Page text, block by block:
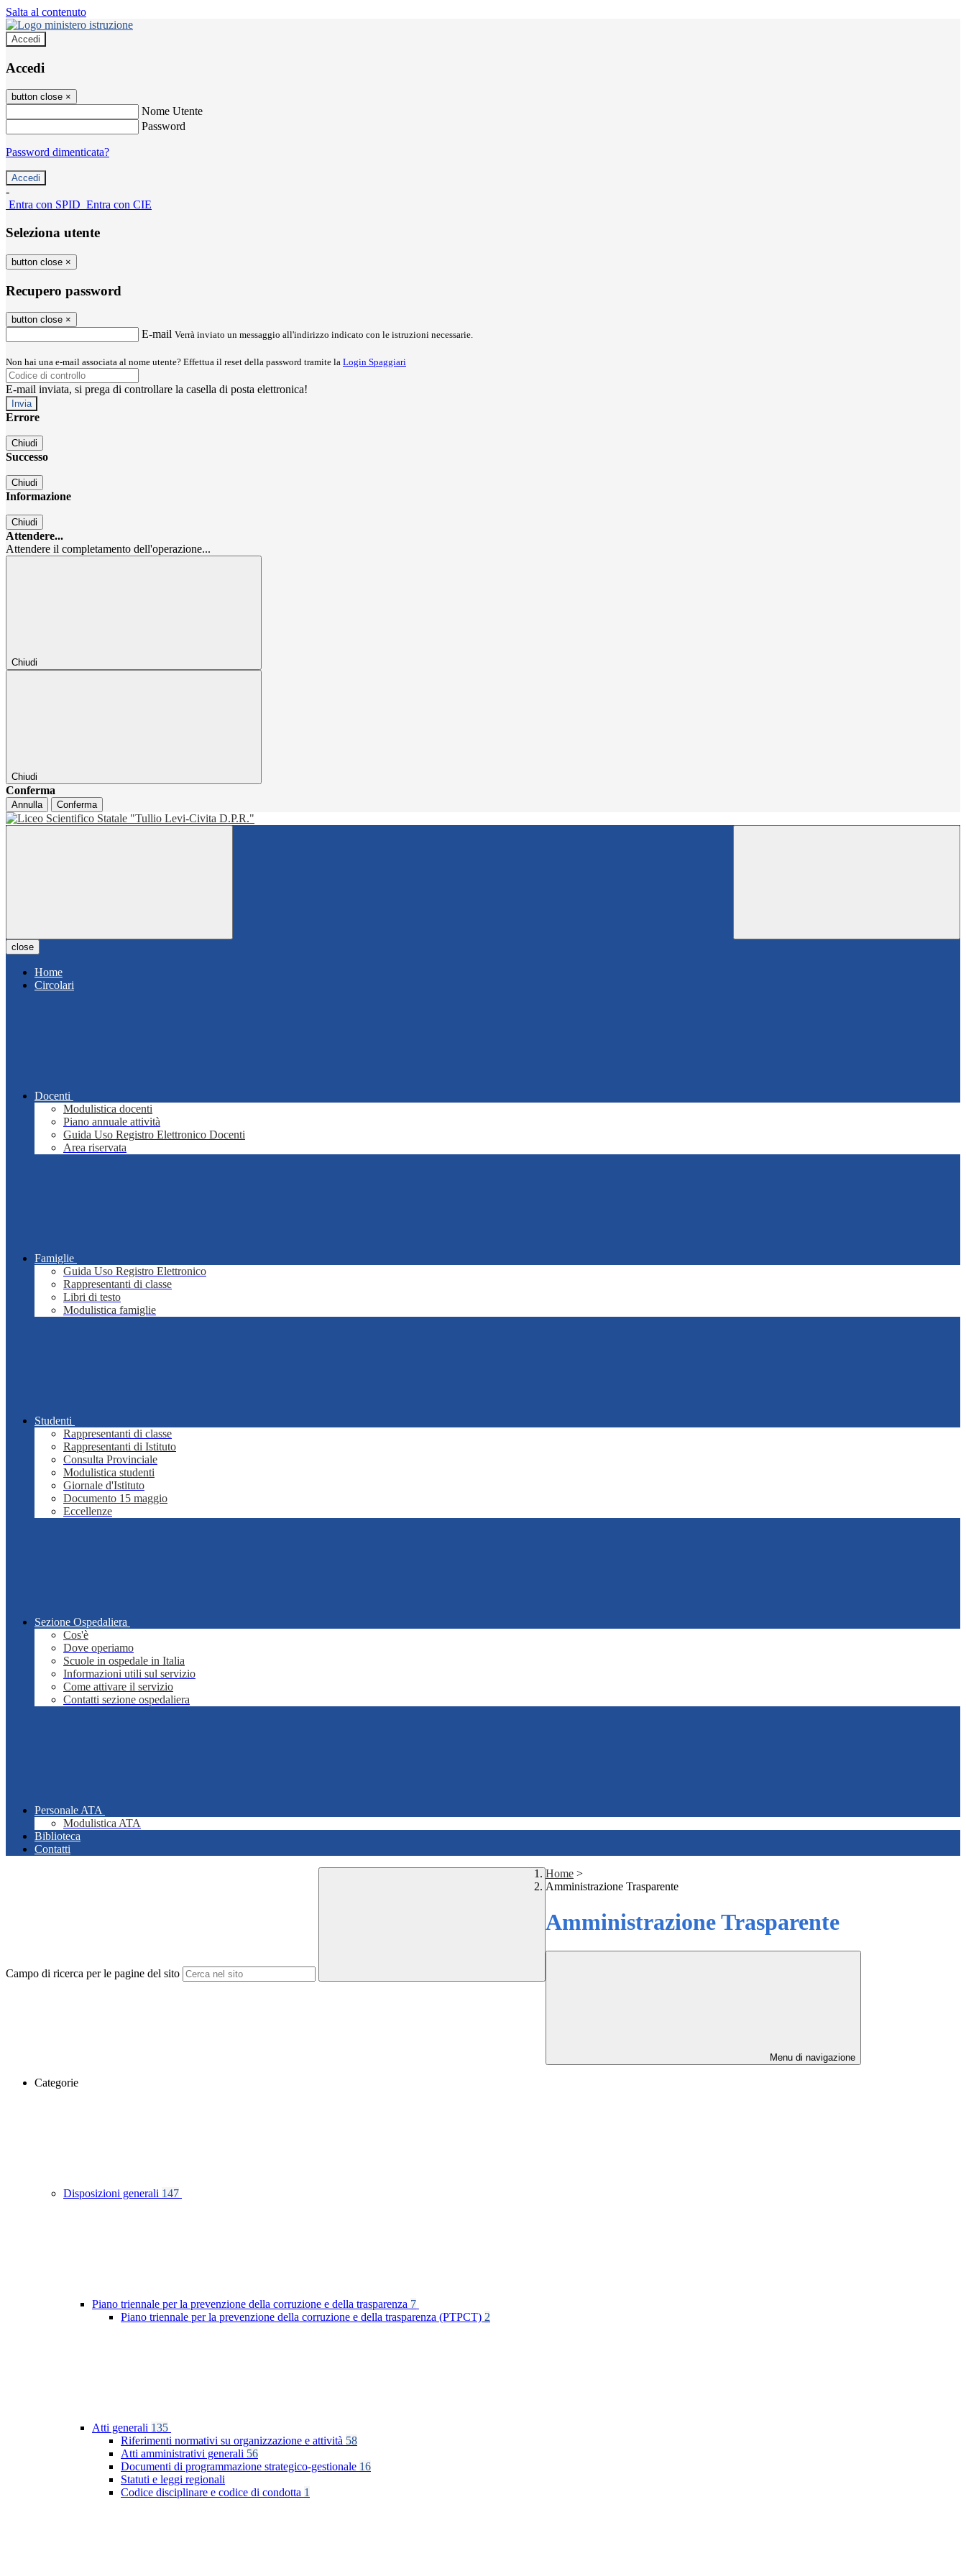
Salta al contenuto
Accedi
Accedi
button close ×
Nome Utente
Password
Password dimenticata?
-
Entra con SPID Entra con CIE
Seleziona utente
button close ×
Recupero password
button close ×
E-mail Verrà inviato un messaggio all'indirizzo indicato con le istruzioni necessarie.
Non hai una e-mail associata al nome utente? Effettua il reset della password tramite la Login Spaggiari
E-mail inviata, si prega di controllare la casella di posta elettronica!
Errore
Chiudi
Successo
Chiudi
Informazione
Chiudi
Attendere...
Attendere il completamento dell'operazione...
Chiudi
Chiudi
Conferma
Annulla Conferma
close
Home
Circolari
Docenti
Modulistica docenti
Piano annuale attività
Guida Uso Registro Elettronico Docenti
Area riservata
Famiglie
Guida Uso Registro Elettronico
Rappresentanti di classe
Libri di testo
Modulistica famiglie
Studenti
Rappresentanti di classe
Rappresentanti di Istituto
Consulta Provinciale
Modulistica studenti
Giornale d'Istituto
Documento 15 maggio
Eccellenze
Sezione Ospedaliera
Cos'è
Dove operiamo
Scuole in ospedale in Italia
Informazioni utili sul servizio
Come attivare il servizio
Contatti sezione ospedaliera
Personale ATA
Modulistica ATA
Biblioteca
Contatti
Campo di ricerca per le pagine del sito
Home >
Amministrazione Trasparente
Amministrazione Trasparente
Menu di navigazione
Categorie
Disposizioni generali 147
Piano triennale per la prevenzione della corruzione e della trasparenza 7
Piano triennale per la prevenzione della corruzione e della trasparenza (PTPCT) 2
Atti generali 135
Riferimenti normativi su organizzazione e attività 58
Atti amministrativi generali 56
Documenti di programmazione strategico-gestionale 16
Statuti e leggi regionali
Codice disciplinare e codice di condotta 1